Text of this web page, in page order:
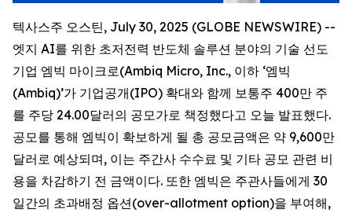
텍사스주 오스틴, July 30, 2025 (GLOBE NEWSWIRE) --
엣지 AI를 위한 초저전력 반도체 솔루션 분야의 기술 선도
기업 엠빅 마이크로(Ambiq Micro, Inc., 이하 ‘엠빅
(Ambiq)’가 기업공개(IPO) 확대와 함께 보통주 400만 주
를 주당 24.00달러의 공모가로 책정했다고 오늘 발표했다.
공모를 통해 엠빅이 확보하게 될 총 공모금액은 약 9,600만
달러로 예상되며, 이는 주간사 수수료 및 기타 공모 관련 비
용을 차감하기 전 금액이다. 또한 엠빅은 주관사들에게 30
일간의 초과배정 옵션(over-allotment option)을 부여해,